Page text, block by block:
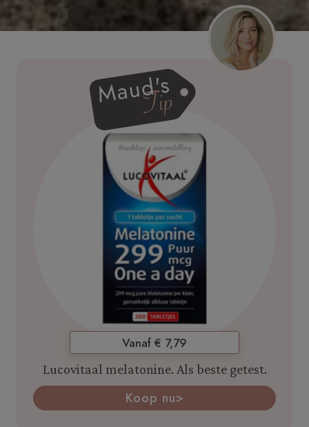
Vanaf € 7,79
Lucovitaal melatonine. Als beste getest.
Koop nu>